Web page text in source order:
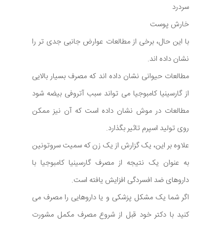
سردرد
خارش پوست
با این حال، برخی از مطالعات عوارض جانبی جدی تر را
نشان داده اند.
مطالعات حیوانی نشان داده اند که مصرف بسیار بالایی
از گارسینیا کامبوجیا می تواند سبب آتروفی بیضه شود
مطالعات در موش نشان داده است که آن نیز ممکن
روی تولید اسپرم تاثیر بگذارد.
علاوه بر این، یک گزارش از یک زن که سمیت سروتونین
به عنوان یک نتیجه از مصرف گارسینیا کامبوجیا با
داروهای ضد افسردگی افزایش یافته است.
اگر شما یک مشکل پزشکی و یا داروهایی را مصرف می
کنید با دکتر خود قبل از شروع مصرف مکمل مشورت